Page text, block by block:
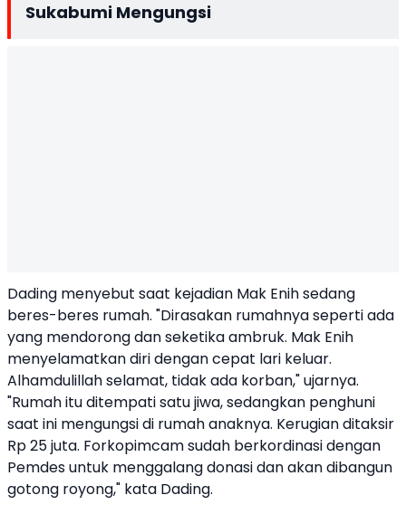
Sukabumi Mengungsi
Dading menyebut saat kejadian Mak Enih sedang
beres-beres rumah. "Dirasakan rumahnya seperti ada
yang mendorong dan seketika ambruk. Mak Enih
menyelamatkan diri dengan cepat lari keluar.
Alhamdulillah selamat, tidak ada korban," ujarnya.
"Rumah itu ditempati satu jiwa, sedangkan penghuni
saat ini mengungsi di rumah anaknya. Kerugian ditaksir
Rp 25 juta. Forkopimcam sudah berkordinasi dengan
Pemdes untuk menggalang donasi dan akan dibangun
gotong royong," kata Dading.